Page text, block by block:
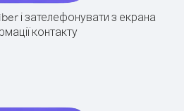
і зателефонувати з екрана
контакту